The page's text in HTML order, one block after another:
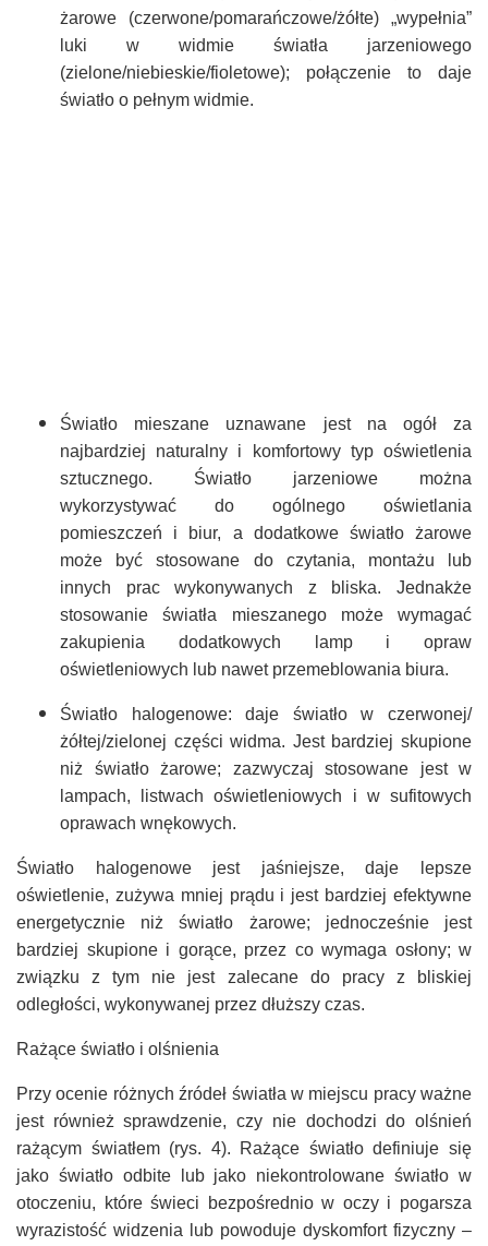
żarowe (czerwone/pomarańczowe/żółte) „wypełnia”
luki w widmie światła jarzeniowego
(zielone/niebieskie/fioletowe); połączenie to daje
światło o pełnym widmie.
Światło mieszane uznawane jest na ogół za
najbardziej naturalny i komfortowy typ oświetlenia
sztucznego. Światło jarzeniowe można
wykorzystywać do ogólnego oświetlania
pomieszczeń i biur, a dodatkowe światło żarowe
może być stosowane do czytania, montażu lub
innych prac wykonywanych z bliska. Jednakże
stosowanie światła mieszanego może wymagać
zakupienia dodatkowych lamp i opraw
oświetleniowych lub nawet przemeblowania biura.
Światło halogenowe: daje światło w czerwonej/
żółtej/zielonej części widma. Jest bardziej skupione
niż światło żarowe; zazwyczaj stosowane jest w
lampach, listwach oświetleniowych i w sufitowych
oprawach wnękowych.
Światło halogenowe jest jaśniejsze, daje lepsze
oświetlenie, zużywa mniej prądu i jest bardziej efektywne
energetycznie niż światło żarowe; jednocześnie jest
bardziej skupione i gorące, przez co wymaga osłony; w
związku z tym nie jest zalecane do pracy z bliskiej
odległości, wykonywanej przez dłuższy czas.
Rażące światło i olśnienia
Przy ocenie różnych źródeł światła w miejscu pracy ważne
jest również sprawdzenie, czy nie dochodzi do olśnień
rażącym światłem (rys. 4). Rażące światło definiuje się
jako światło odbite lub jako niekontrolowane światło w
otoczeniu, które świeci bezpośrednio w oczy i pogarsza
wyrazistość widzenia lub powoduje dyskomfort fizyczny –